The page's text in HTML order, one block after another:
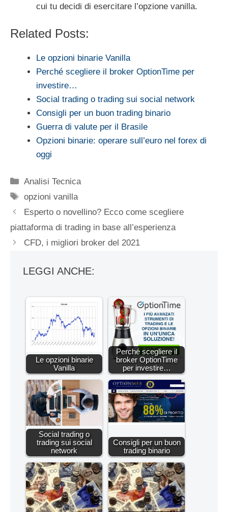
cui tu decidi di esercitare l’opzione vanilla.
Related Posts:
Le opzioni binarie Vanilla
Perché scegliere il broker OptionTime per
investire…
Social trading o trading sui social network
Consigli per un buon trading binario
Guerra di valute per il Brasile
Opzioni binarie: operare sull’euro nel forex di
oggi
Categorie
Analisi Tecnica
Tag
opzioni vanilla
Esperto o novellino? Ecco come scegliere
piattaforma di trading in base all’esperienza
CFD, i migliori broker del 2021
LEGGI ANCHE:
Le opzioni binarie
Vanilla
Perché scegliere il
broker OptionTime
per investire…
Social trading o
trading sui social
network
Consigli per un buon
trading binario